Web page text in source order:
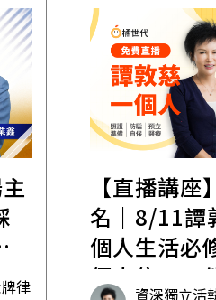
活
打造安心住
修前必懂！
居住規劃全